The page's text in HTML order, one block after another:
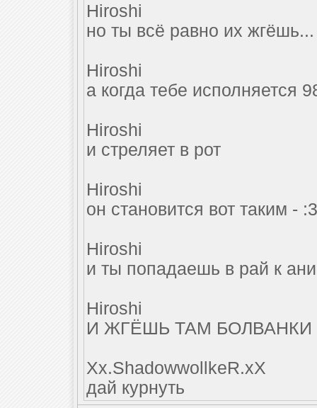
Hiroshi
но ты всё равно их жгёшь...
Hiroshi
а когда тебе исполняется
Hiroshi
и стреляет в рот
Hiroshi
он становится вот таким - :3
Hiroshi
и ты попадаешь в рай к
Hiroshi
И ЖГЁШЬ ТАМ БОЛВАНКИ
Xx.ShadowwollkeR.xX
дай курнуть